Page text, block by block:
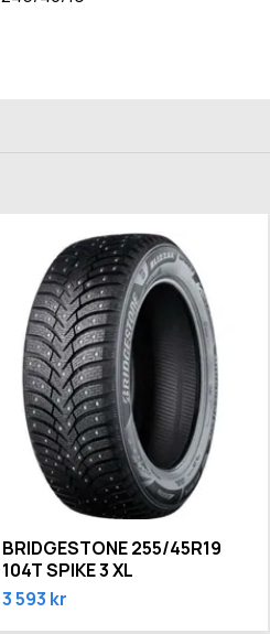
BRIDGESTONE 255/45R19
104T SPIKE 3 XL
3 593 kr